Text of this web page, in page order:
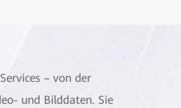
– von der
und Bilddaten. Sie